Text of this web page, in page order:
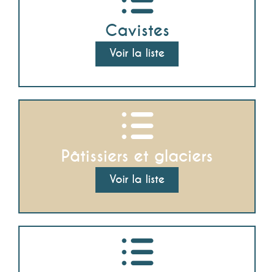
Cavistes
Voir la liste
Pâtissiers et glaciers
Voir la liste